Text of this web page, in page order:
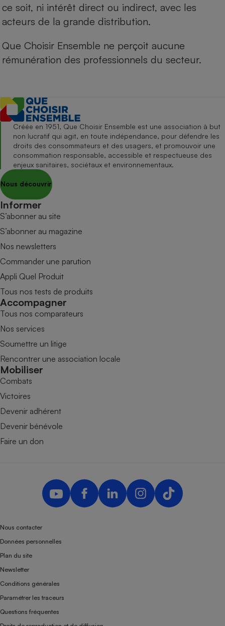
ce soit, ni intérêt direct ou indirect, avec les
acteurs de la grande distribution.
Que Choisir Ensemble ne perçoit aucune
rémunération des professionnels du secteur.
Créée en 1951, Que Choisir Ensemble est une association à but
non lucratif qui agit, en toute indépendance, pour défendre les
droits des consommateurs et des usagers, et promouvoir une
consommation responsable, accessible et respectueuse des
enjeux sanitaires, sociétaux et environnementaux.
Nous découvrir
Informer
S’abonner au site
S’abonner au magazine
Nos newsletters
Commander une parution
Appli Quel Produit
Tous nos tests de produits
Accompagner
Tous nos comparateurs
Nos services
Soumettre un litige
Rencontrer une association locale
Mobiliser
Combats
Victoires
Devenir adhérent
Devenir bénévole
Faire un don
Nous contacter
Données personnelles
Plan du site
Newsletter
Conditions générales
Paramétrer les traceurs
Questions fréquentes